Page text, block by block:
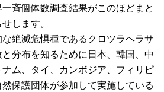
斉個体数調査結果がこのほどまと
します。
絶滅危惧種であるクロツラヘラサ
分布を知るために日本、韓国、中
ム、タイ、カンボジア、フィリピ
保護団体が参加して実施している